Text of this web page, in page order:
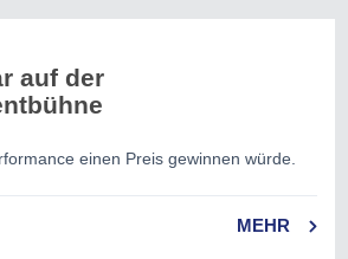
auf der
einen Preis gewinnen würde.
MEHR